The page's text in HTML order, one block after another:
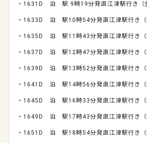
・ 1631D 泊 駅 9 時19分発直江津駅行き（
・ 1633D 泊 駅 10 時54分発直江津駅行き（
・ 1635D 泊 駅 11 時43分発直江津駅行き（
・ 1637D 泊 駅 12時47分発直江津駅行き（
・ 1639D 泊 駅 13 時52分発直江津駅行き（
・ 1641D 泊 駅 14時56分発直江津駅行き（
・ 1645D 泊 駅 16 時33分発直江津駅行き（
・ 1649D 泊 駅 17 時43分発直江津駅行き（
・ 1651D 泊 駅 18 時54分発直江津駅行き（